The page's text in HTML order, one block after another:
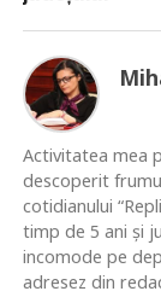
Activitatea mea
descoperit
cotidianului
timp de 5 ani și
incomode pe
adresez din